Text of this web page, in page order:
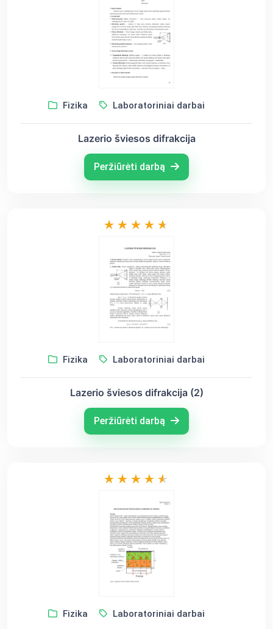
Fizika Laboratoriniai darbai
Lazerio šviesos difrakcija
Peržiūrėti darbą
Fizika Laboratoriniai darbai
Lazerio šviesos difrakcija (2)
Peržiūrėti darbą
Fizika Laboratoriniai darbai